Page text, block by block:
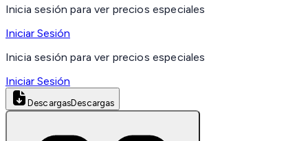
Inicia sesión para ver precios especiales
Iniciar Sesión
Inicia sesión para ver precios especiales
Iniciar Sesión
DescargasDescargas